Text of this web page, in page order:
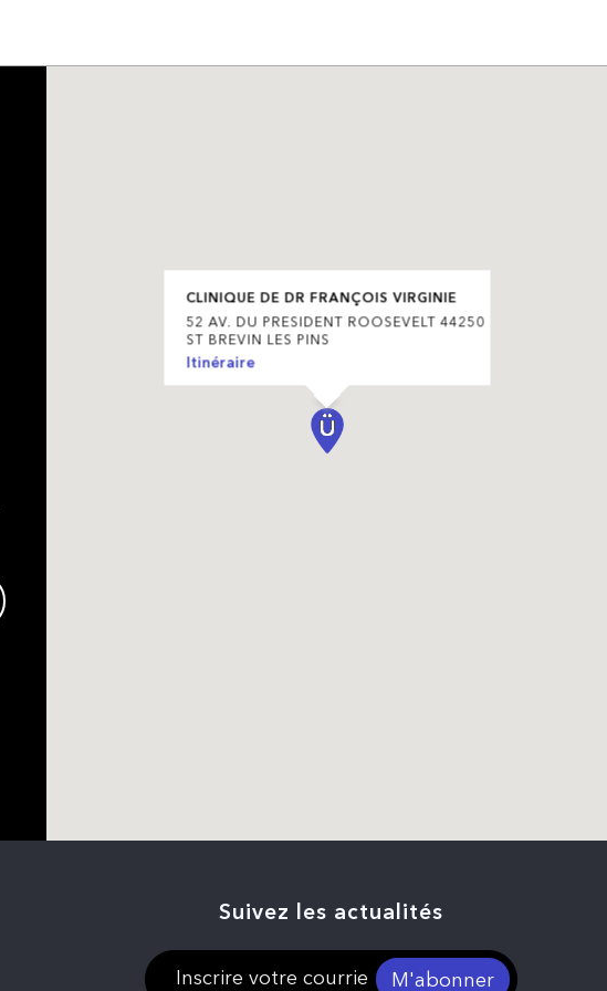
CLINIQUE DE DR FRANÇOIS VIRGINIE
52 AV. DU PRESIDENT ROOSEVELT 44250
ST BREVIN LES PINS
Itinéraire
Suivez les actualités
M'abonner